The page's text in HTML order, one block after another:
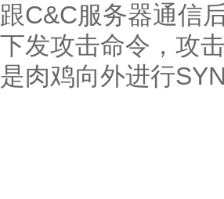
跟C&C服务器通信
下发攻击命令，攻
是肉鸡向外进行